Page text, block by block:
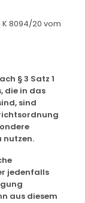
8094/20 vom
§ 3 Satz 1
die in das
sind
nutzen.
jedenfalls
aus diesem